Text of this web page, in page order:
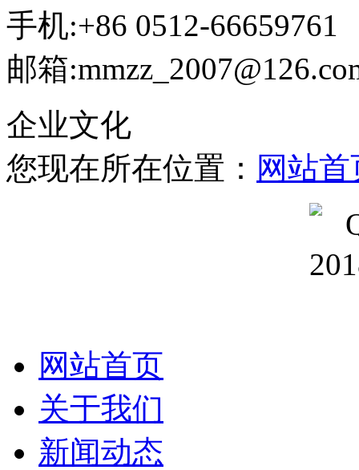
手机:+86 0512-66659761
邮箱
企业文化
您现在所在位置： 网站首
网站首页
关于我们
新闻动态